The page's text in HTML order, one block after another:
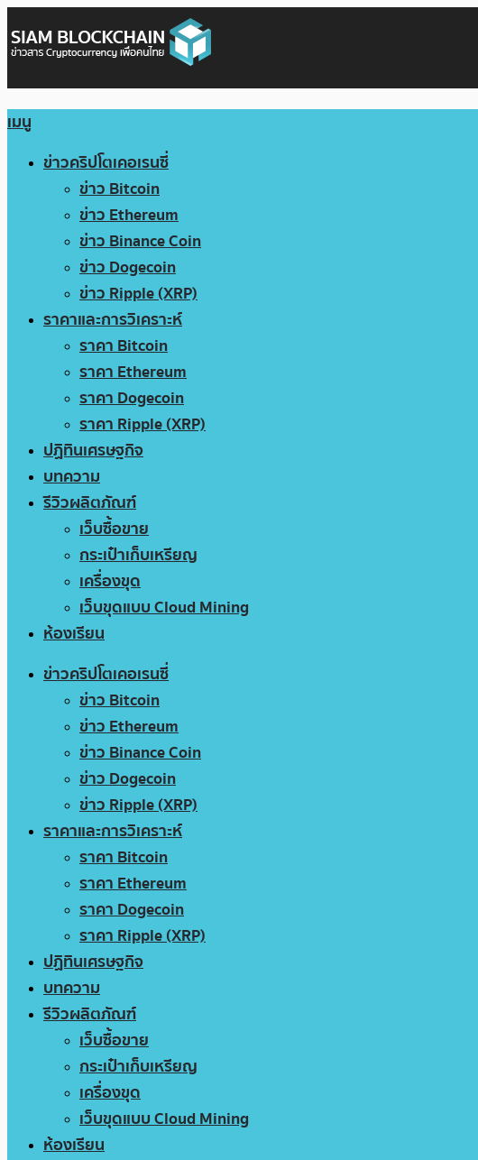
เมนู
ข่าวคริปโตเคอเรนซี่
ข่าว Bitcoin
ข่าว Ethereum
ข่าว Binance Coin
ข่าว Dogecoin
ข่าว Ripple (XRP)
ราคาและการวิเคราะห์
ราคา Bitcoin
ราคา Ethereum
ราคา Dogecoin
ราคา Ripple (XRP)
ปฏิทินเศรษฐกิจ
บทความ
รีวิวผลิตภัณฑ์
เว็บซื้อขาย
กระเป๋าเก็บเหรียญ
เครื่องขุด
เว็บขุดแบบ Cloud Mining
ห้องเรียน
ข่าวคริปโตเคอเรนซี่
ข่าว Bitcoin
ข่าว Ethereum
ข่าว Binance Coin
ข่าว Dogecoin
ข่าว Ripple (XRP)
ราคาและการวิเคราะห์
ราคา Bitcoin
ราคา Ethereum
ราคา Dogecoin
ราคา Ripple (XRP)
ปฏิทินเศรษฐกิจ
บทความ
รีวิวผลิตภัณฑ์
เว็บซื้อขาย
กระเป๋าเก็บเหรียญ
เครื่องขุด
เว็บขุดแบบ Cloud Mining
ห้องเรียน